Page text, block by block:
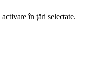
în țări selectate.